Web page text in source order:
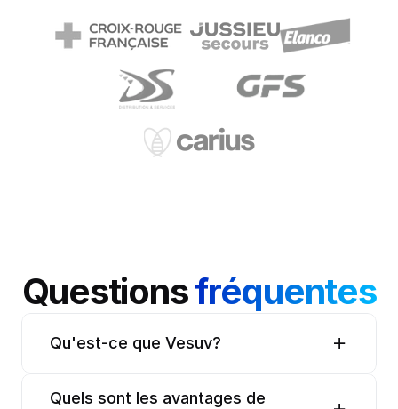
Questions fréquentes
Qu'est-ce que Vesuv?
Quels sont les avantages de